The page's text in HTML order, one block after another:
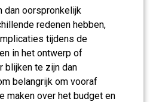
dan oorspronkelijk
redenen hebben,
tijdens de
in het ontwerp of
blijken te zijn dan
belangrijk om vooraf
maken over het budget en